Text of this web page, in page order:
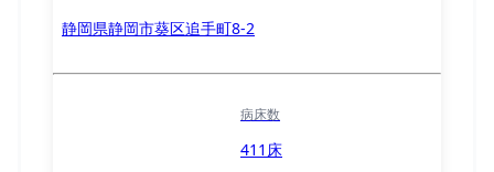
静岡県静岡市葵区追手町8-2
病床数
411床